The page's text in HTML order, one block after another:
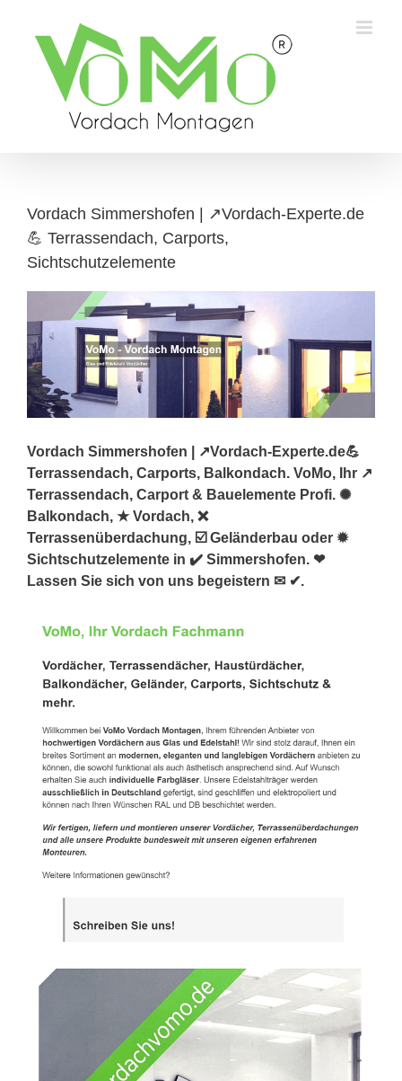
content
Vordach Simmershofen | ↗️Vordach-Experte.de
💪 Terrassendach, Carports,
Sichtschutzelemente
Vordach Simmershofen | ↗️Vordach-Experte.de💪
Terrassendach, Carports, Balkondach. VoMo, Ihr ↗️
Terrassendach, Carport & Bauelemente Profi. ✺
Balkondach, ★ Vordach, ❌
Terrassenüberdachung, ☑️ Geländerbau oder ✹
Sichtschutzelemente in ✔️ Simmershofen. ❤
Lassen Sie sich von uns begeistern ✉ ✔.